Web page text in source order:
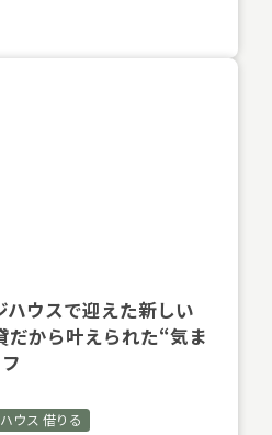
ハウスで迎えた新しい
だから叶えられた“気ま
ウス 借りる